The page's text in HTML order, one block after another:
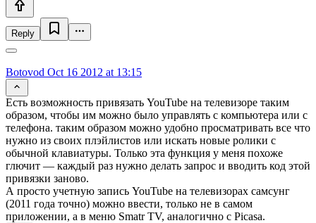
Reply
Botovod Oct 16 2012 at 13:15
Есть возможность привязать YouTube на телевизоре таким
образом, чтобы им можно было управлять с компьютера или с
телефона. таким образом можно удобно просматривать все что
нужно из своих плэйлистов или искать новые ролики с
обычной клавиатуры. Только эта функция у меня похоже
глючит — каждый раз нужно делать запрос и вводить код этой
привязки заново.
А просто учетную запись YouTube на телевизорах самсунг
(2011 года точно) можно ввести, только не в самом
приложении, а в меню Smatr TV, аналогично с Picasa.